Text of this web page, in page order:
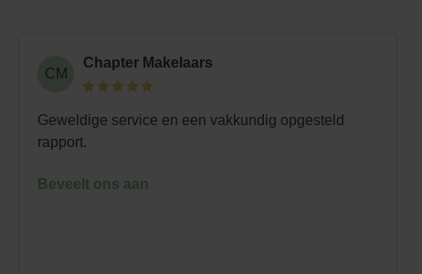
CM
Chapter Makelaars
Geweldige service en een vakkundig opgesteld
rapport.
Beveelt ons aan